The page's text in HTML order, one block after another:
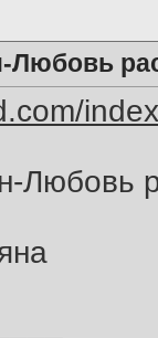
Любовь
Любовь